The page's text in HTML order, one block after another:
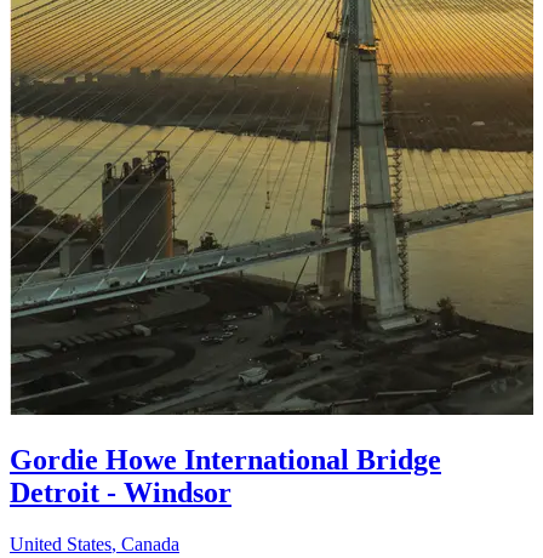
Gordie Howe International Bridge
Detroit - Windsor
United States, Canada